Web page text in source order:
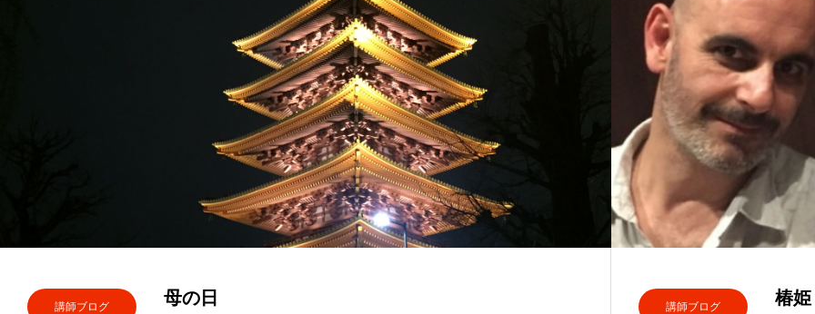
講師ブログ 母の日 講師ブログ 椿姫